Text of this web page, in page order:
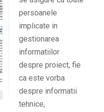
persoanele
implicate in
gestionarea
informatiilor
despre proiect, fie
ca este vorba
despre informatii
tehnice,